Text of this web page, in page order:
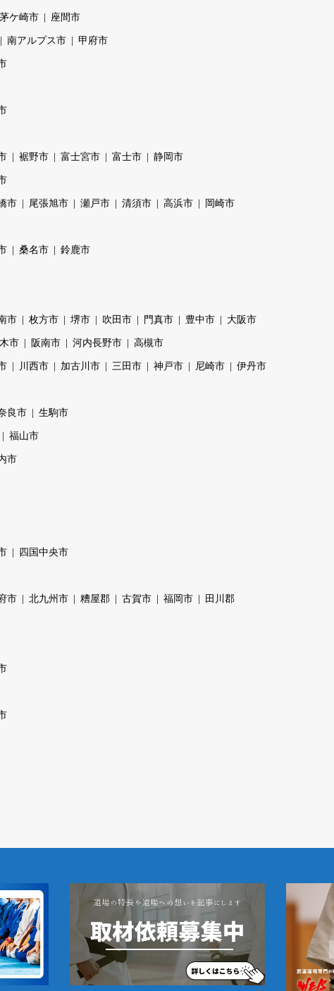
茅ケ崎市 座間市
南アルプス市 甲府市
裾野市 富士宮市 富士市 静岡市
市 尾張旭市 瀬戸市 清須市 高浜市 岡崎市
桑名市 鈴鹿市
市 枚方市 堺市 吹田市 門真市 豊中市 大阪市
市 阪南市 河内長野市 高槻市
川西市 加古川市 三田市 神戸市 尼崎市 伊丹市
良市 生駒市
福山市
市
四国中央市
市 北九州市 糟屋郡 古賀市 福岡市 田川郡